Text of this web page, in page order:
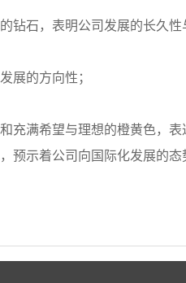
钻石，表明公司发展的长久性
展的方向性；
充满希望与理想的橙黄色，
预示着公司向国际化发展的态